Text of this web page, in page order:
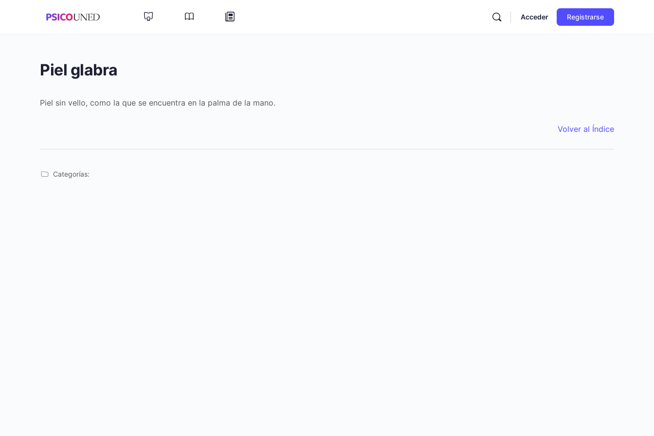
Acceder Registrarse
Piel glabra
Piel sin vello, como la que se encuentra en la palma de la mano.
Volver al Índice
Categorías: